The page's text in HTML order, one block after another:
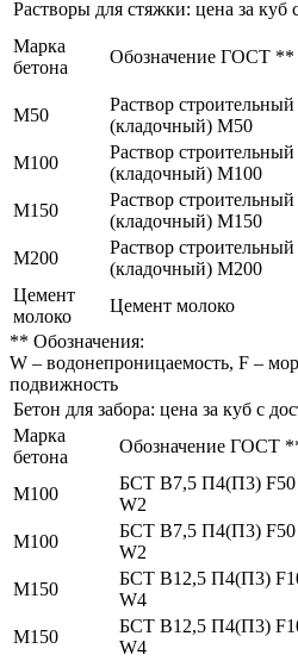
Растворы для стяжки: цена за куб
Марка
бетона
Обозначение ГОСТ **
М50
Раствор строительный
(кладочный) М50
М100
Раствор строительный
(кладочный) М100
М150
Раствор строительный
(кладочный) М150
М200
Раствор строительный
(кладочный) М200
Цемент
молоко
Цемент молоко
** Обозначения:
W – водонепроницаемость, F –
подвижность
Бетон для забора: цена за куб с
Марка
бетона
Обозначение ГОСТ
М100
БСТ В7,5 П4(П3) F50
W2
М100
БСТ В7,5 П4(П3) F50
W2
М150
БСТ В12,5 П4(П3)
W4
М150
БСТ В12,5 П4(П3)
W4